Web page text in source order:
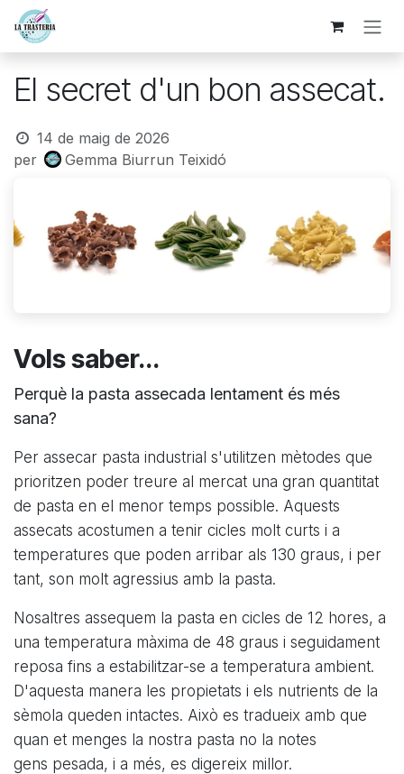
Skip to Content
El secret d'un bon assecat.
14 de maig de 2026
per
Gemma Biurrun Teixidó
Vols saber...
Perquè la pasta assecada lentament és més
sana?
Per assecar pasta industrial s'utilitzen mètodes que
prioritzen poder treure al mercat una gran quantitat
de pasta en el menor temps possible. Aquests
assecats acostumen a tenir cicles molt curts i a
temperatures que poden arribar als 130 graus, i per
tant, son molt agressius amb la pasta.
Nosaltres assequem la pasta en cicles de 12 hores, a
una temperatura màxima de 48 graus i seguidament
reposa fins a estabilitzar-se a temperatura ambient.
D'aquesta manera les propietats i els nutrients de la
sèmola queden intactes. Això es tradueix amb que
quan et menges la nostra pasta no la notes
gens pesada, i a més, es digereix millor.